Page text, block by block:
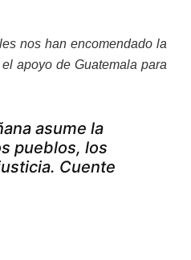
nos han encomendado la
apoyo de Guatemala para
asume la
pueblos, los
Cuente